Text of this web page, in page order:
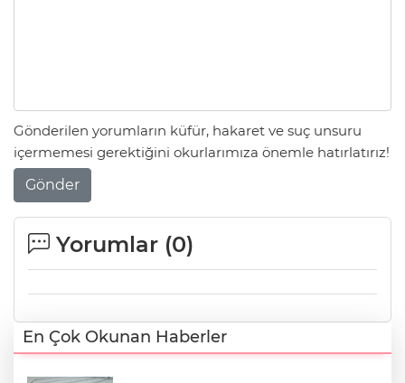
Gönderilen yorumların küfür, hakaret ve suç unsuru
içermemesi gerektiğini okurlarımıza önemle hatırlatırız!
Gönder
Yorumlar (0)
En Çok Okunan Haberler